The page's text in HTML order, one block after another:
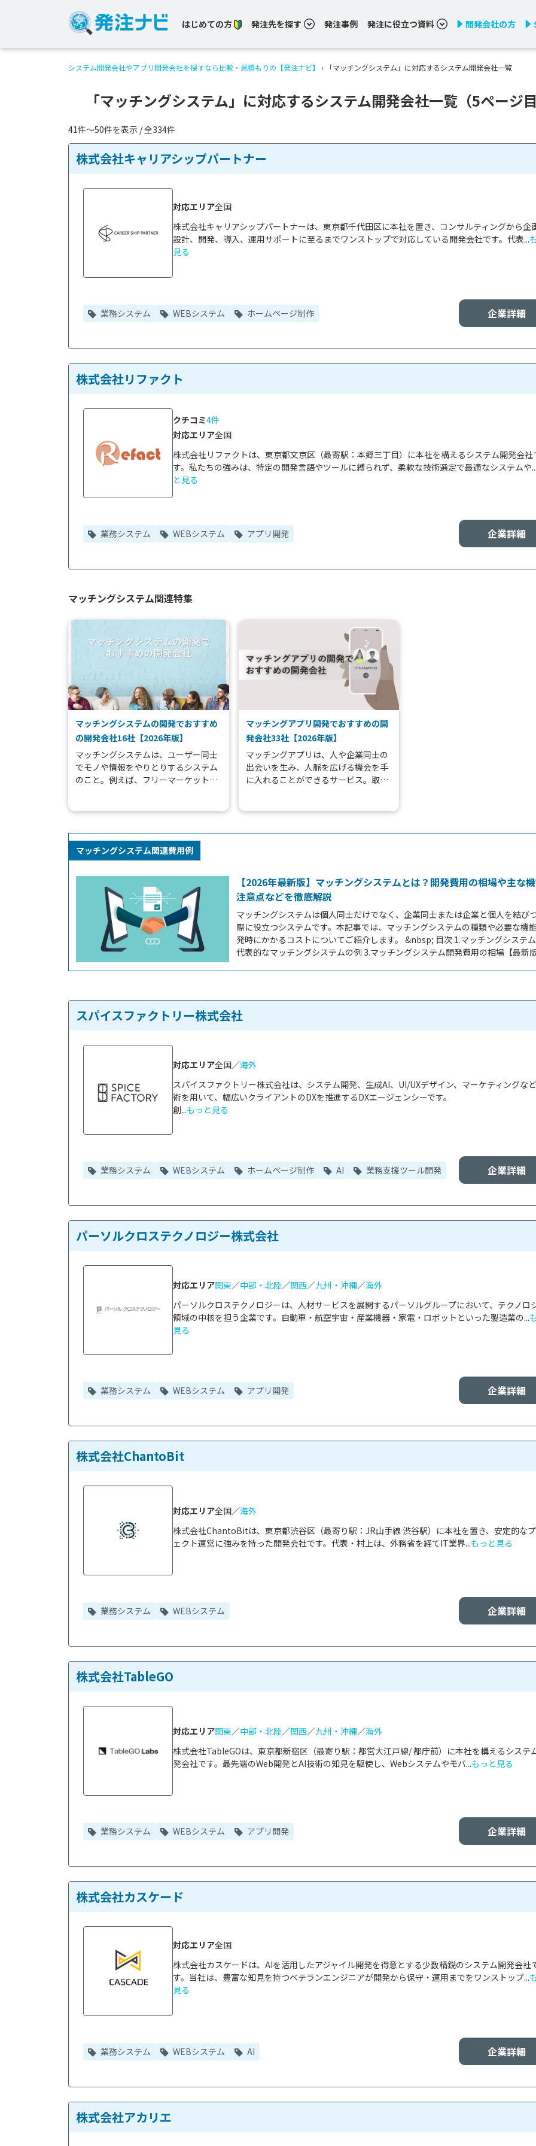
はじめての方 発注先を探す 発注事例 発注に役立つ資料 開発会社の方
システム開発会社やアプリ開発会社を探すなら比較・見積もりの【発注ナビ】 › 「マッチングシステム」に対応するシステム開発会社一覧
「マッチングシステム」に対応するシステム開発会社一覧（5ページ
41件〜50件を表示 / 全334件
株式会社キャリアシップパートナー
株式会社キャリアシップパートナーは、東京都千代田区に本社を置き、コンサルティングから企
設計、開発、導入、運用サポートに至るまでワンストップで対応している開発会社です。代表...
見る
対応エリア全国
企業詳細
業務システム WEBシステム ホームページ制作
株式会社リファクト
株式会社リファクトは、東京都文京区（最寄駅：本郷三丁目）に本社を構えるシステム開発会社
す。私たちの強みは、特定の開発言語やツールに縛られず、柔軟な技術選定で最適なシステムや
と見る
クチコミ4件
対応エリア全国
企業詳細
業務システム WEBシステム アプリ開発
マッチングシステム関連特集
マッチングシステムの開発でおすすめ
の開発会社16社【2026年版】
マッチングシステムは、ユーザー同士
でモノや情報をやりとりするシステム
のこと。例えば、フリーマーケットや
マッチングアプリ開発でおすすめの開
発会社33社【2026年版】
マッチングアプリは、人や企業同士の
出会いを生み、人脈を広げる機会を手
に入れることができるサービス。取引
マッチングシステム関連費用例
【2026年最新版】マッチングシステムとは？開発費用の相場や主な
注意点などを徹底解説
マッチングシステムは個人同士だけでなく、企業同士または企業と個人を結び
際に役立つシステムです。本記事では、マッチングシステムの種類や必要な機
発時にかかるコストについてご紹介します。 &nbsp; 目次 1.マッチングシステ
代表的なマッチングシステムの例 3.マッチングシステム開発費用の相場【最新
ングシス...
スパイスファクトリー株式会社
スパイスファクトリー株式会社は、システム開発、生成AI、UI/UXデザイン、マーケティングな
術を用いて、幅広いクライアントのDXを推進するDXエージェンシーです。
創...もっと見る
対応エリア全国／海外
企業詳細
業務システム WEBシステム ホームページ制作 AI 業務支援ツール開発
パーソルクロステクノロジー株式会社
パーソルクロステクノロジーは、人材サービスを展開するパーソルグループにおいて、テクノロ
領域の中核を担う企業です。自動車・航空宇宙・産業機器・家電・ロボットといった製造業の...
見る
対応エリア関東／中部・北陸／関西／九州・沖縄／海外
企業詳細
業務システム WEBシステム アプリ開発
株式会社ChantoBit
株式会社ChantoBitは、東京都渋谷区（最寄り駅：JR山手線 渋谷駅）に本社を置き、安定的な
ェクト運営に強みを持った開発会社です。代表・村上は、外務省を経てIT業界...もっと見る
対応エリア全国／海外
企業詳細
業務システム WEBシステム
株式会社TableGO
株式会社TableGOは、東京都新宿区（最寄り駅：都営大江戸線/ 都庁前）に本社を構えるシステ
発会社です。最先端のWeb開発とAI技術の知見を駆使し、Webシステムやモバ...もっと見る
対応エリア関東／中部・北陸／関西／九州・沖縄／海外
企業詳細
業務システム WEBシステム アプリ開発
株式会社カスケード
株式会社カスケードは、AIを活用したアジャイル開発を得意とする少数精鋭のシステム開発会社
す。当社は、豊富な知見を持つベテランエンジニアが開発から保守・運用までをワンストップ...
見る
対応エリア全国
企業詳細
業務システム WEBシステム AI
株式会社アカリエ